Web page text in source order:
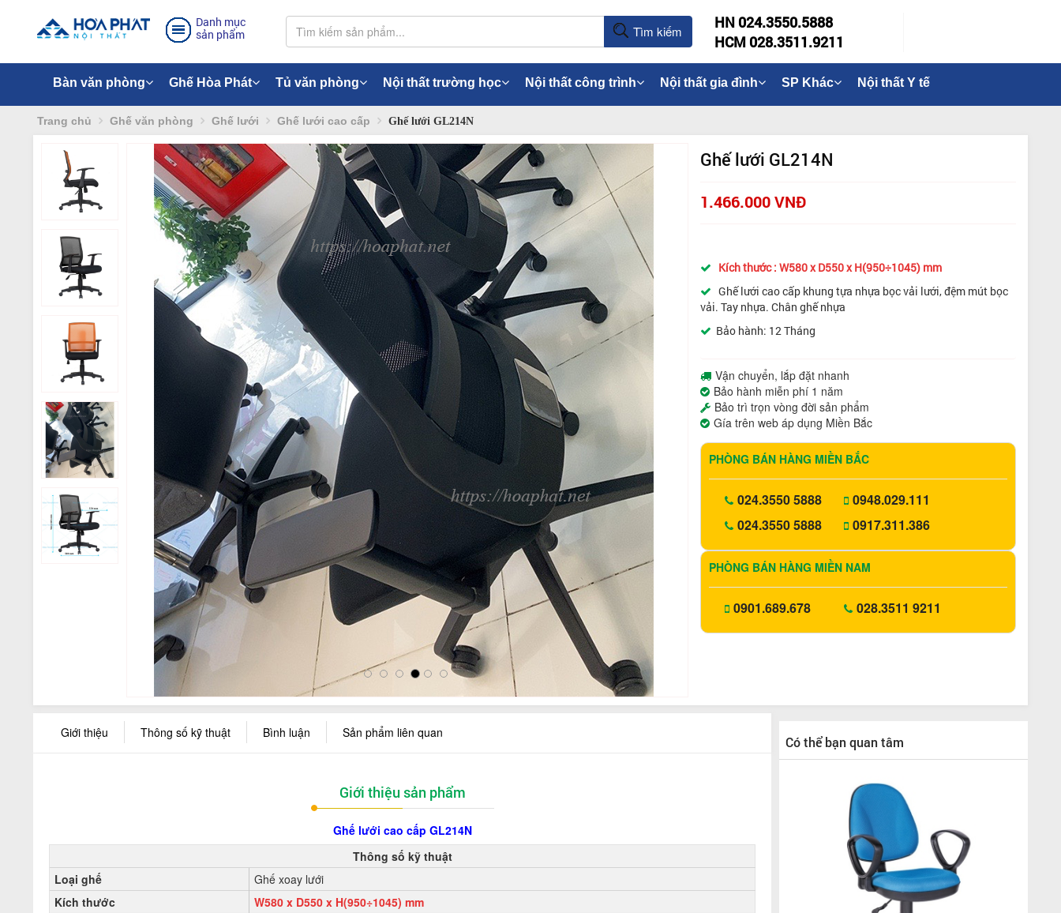
Danh mục
sản phẩm
Tìm kiếm
HN 024.3550.5888
HCM 028.3511.9211
Bàn văn phòng Ghế Hòa Phát Tủ văn phòng Nội thất trường học Nội thất công trình Nội thất gia đình SP Khác Nội thất Y tế
Trang chủ Ghế văn phòng Ghế lưới Ghế lưới cao cấp Ghế lưới GL214N
Ghế lưới GL214N
1.466.000 VNĐ
Kích thước : W580 x D550 x H(950÷1045) mm
Ghế lưới cao cấp khung tựa nhựa bọc vải lưới, đệm mút bọc
vải. Tay nhựa. Chân ghế nhựa
Bảo hành: 12 Tháng
Vận chuyển, lắp đặt nhanh
Bảo hành miễn phí 1 năm
Bảo trì trọn vòng đời sản phẩm
Gía trên web áp dụng Miền Bắc
PHÒNG BÁN HÀNG MIỀN BẮC
024.3550 5888
024.3550 5888
0948.029.111
0917.311.386
PHÒNG BÁN HÀNG MIỀN NAM
0901.689.678 028.3511 9211
Giới thiệu Thông số kỹ thuật Bình luận Sản phẩm liên quan
Giới thiệu sản phẩm
Ghế lưới cao cấp GL214N
Thông số kỹ thuật
Loại ghế
Ghế xoay lưới
Kích thước
W580 x D550 x H(950÷1045) mm
Có thể bạn quan tâm